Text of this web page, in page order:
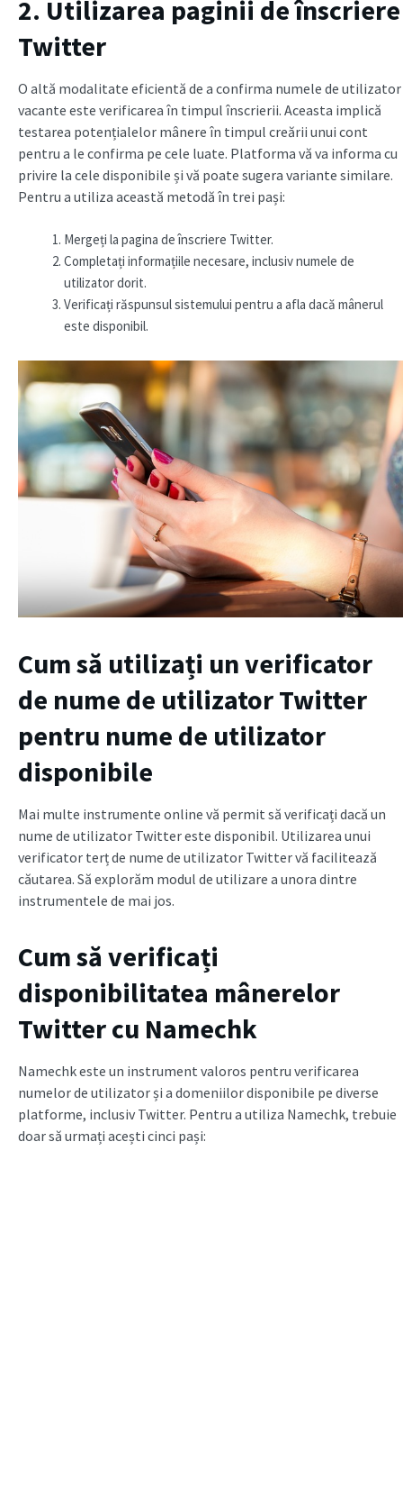
2. Utilizarea paginii de înscriere
Twitter
O altă modalitate eficientă de a confirma numele de utilizator
vacante este verificarea în timpul înscrierii. Aceasta implică
testarea potențialelor mânere în timpul creării unui cont
pentru a le confirma pe cele luate. Platforma vă va informa cu
privire la cele disponibile și vă poate sugera variante similare.
Pentru a utiliza această metodă în trei pași:
Mergeți la pagina de înscriere Twitter.
Completați informațiile necesare, inclusiv numele de
utilizator dorit.
Verificați răspunsul sistemului pentru a afla dacă mânerul
este disponibil.
Cum să utilizați un verificator
de nume de utilizator Twitter
pentru nume de utilizator
disponibile
Mai multe instrumente online vă permit să verificați dacă un
nume de utilizator Twitter este disponibil. Utilizarea unui
verificator terț de nume de utilizator Twitter vă facilitează
căutarea. Să explorăm modul de utilizare a unora dintre
instrumentele de mai jos.
Cum să verificați
disponibilitatea mânerelor
Twitter cu Namechk
Namechk este un instrument valoros pentru verificarea
numelor de utilizator și a domeniilor disponibile pe diverse
platforme, inclusiv Twitter. Pentru a utiliza Namechk, trebuie
doar să urmați acești cinci pași: